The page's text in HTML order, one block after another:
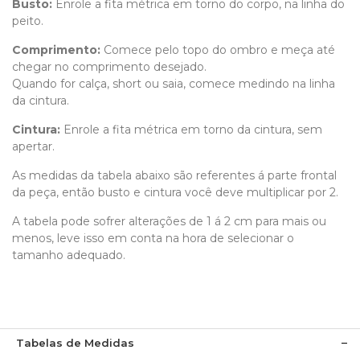
Busto: Enrole a fita métrica em torno do corpo, na linha do
peito.
Comprimento: Comece pelo topo do ombro e meça até
chegar no comprimento desejado.
Quando for calça, short ou saia, comece medindo na linha
da cintura.
Cintura: Enrole a fita métrica em torno da cintura, sem
apertar.
As medidas da tabela abaixo são referentes á parte frontal
da peça, então busto e cintura você deve multiplicar por 2.
A tabela pode sofrer alterações de 1 á 2 cm para mais ou
menos, leve isso em conta na hora de selecionar o
tamanho adequado.
Tabelas de Medidas